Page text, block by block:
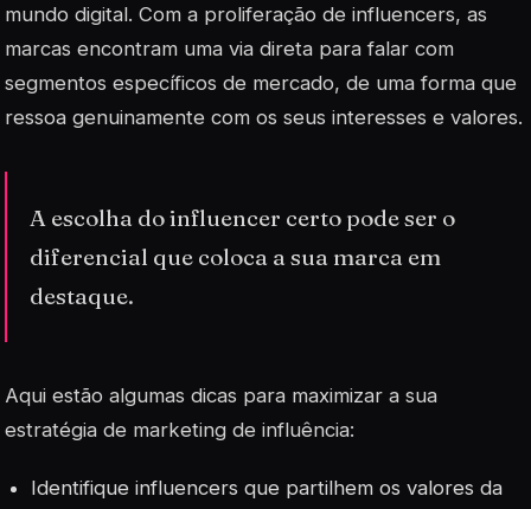
mundo digital. Com a proliferação de influencers, as
marcas encontram uma via direta para falar com
segmentos específicos de mercado, de uma forma que
ressoa genuinamente com os seus interesses e valores.
A escolha do influencer certo pode ser o
diferencial que coloca a sua marca em
destaque.
Aqui estão algumas dicas para maximizar a sua
estratégia de marketing de influência:
Identifique influencers que partilhem os valores da